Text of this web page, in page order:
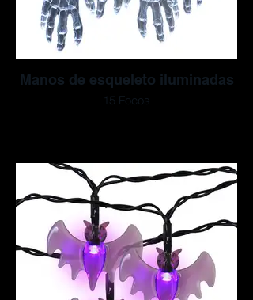
Manos de esqueleto iluminadas
15 Focos